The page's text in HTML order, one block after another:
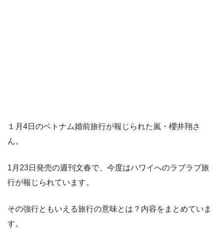
１月4日のベトナム婚前旅行が報じられた嵐・櫻井翔さ
ん。
1月23日発売の週刊文春で、今度はハワイへのラブラブ旅
行が報じられています。
その強行ともいえる旅行の意味とは？内容をまとめていま
す。